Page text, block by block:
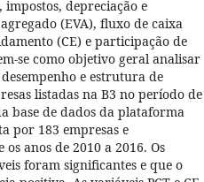
depreciação e
(EVA), fluxo de caixa
(CE) e participação de
se como objetivo geral analisar
e estrutura de
listadas na B3 no período de
base de dados da plataforma
por 183 empresas e
anos de 2010 a 2016. Os
foram significantes e que o